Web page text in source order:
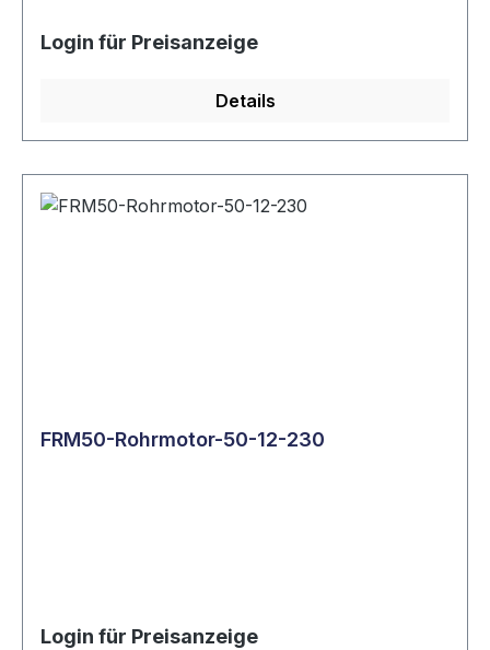
Login für Preisanzeige
Details
FRM50-Rohrmotor-50-12-230
Login für Preisanzeige